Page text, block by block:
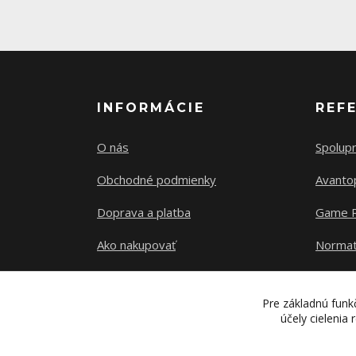
INFORMÁCIE
O nás
Obchodné podmienky
Doprava a platba
Ako nakupovať
Game
Pre základnú
účely cielenia